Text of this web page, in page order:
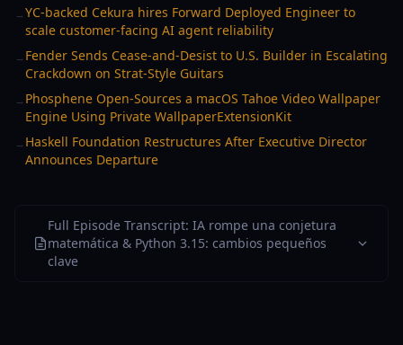
→YC-backed Cekura hires Forward Deployed Engineer to
scale customer-facing AI agent reliability
→ Fender Sends Cease-and-Desist to U.S. Builder in Escalating
Crackdown on Strat-Style Guitars
→ Phosphene Open-Sources a macOS Tahoe Video Wallpaper
Engine Using Private WallpaperExtensionKit
→ Haskell Foundation Restructures After Executive Director
Announces Departure
Full Episode Transcript: IA rompe una conjetura
matemática & Python 3.15: cambios pequeños
clave